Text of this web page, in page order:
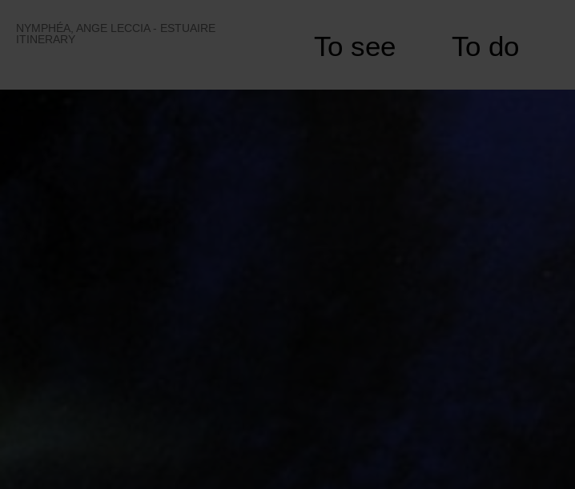
content
NYMPHÉA, ANGE LECCIA - ESTUAIRE
ITINERARY
To see To do